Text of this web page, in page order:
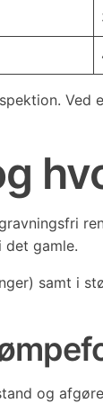
gamle.
samt i
og